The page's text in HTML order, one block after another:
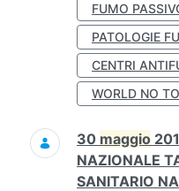
FUMO
PATOLOGIE
CENTRI
WORLD NO
30 maggio
NAZIONALE
SANITARIO